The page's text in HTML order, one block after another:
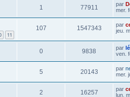
1 77911 par
mer.
11
107 1547343 par
jeu.
0 9838 par
ven.
5 20143 par
mer.
2 16257 par
lun.